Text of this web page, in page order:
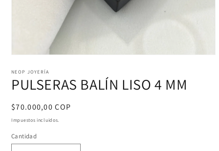
multimedia
1
en
modal
NEOP JOYERÍA
PULSERAS BALÍN LISO 4 MM
Precio
habitual
$70.000,00 COP
Impuestos incluidos.
Cantidad
Cantidad